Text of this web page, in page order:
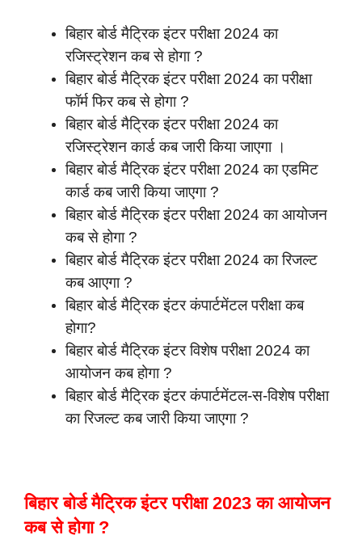
बिहार बोर्ड मैट्रिक इंटर परीक्षा 2024 का
रजिस्ट्रेशन कब से होगा ?
बिहार बोर्ड मैट्रिक इंटर परीक्षा 2024 का परीक्षा
फॉर्म फिर कब से होगा ?
बिहार बोर्ड मैट्रिक इंटर परीक्षा 2024 का
रजिस्ट्रेशन कार्ड कब जारी किया जाएगा ।
बिहार बोर्ड मैट्रिक इंटर परीक्षा 2024 का एडमिट
कार्ड कब जारी किया जाएगा ?
बिहार बोर्ड मैट्रिक इंटर परीक्षा 2024 का आयोजन
कब से होगा ?
बिहार बोर्ड मैट्रिक इंटर परीक्षा 2024 का रिजल्ट
कब आएगा ?
बिहार बोर्ड मैट्रिक इंटर कंपार्टमेंटल परीक्षा कब
होगा?
बिहार बोर्ड मैट्रिक इंटर विशेष परीक्षा 2024 का
आयोजन कब होगा ?
बिहार बोर्ड मैट्रिक इंटर कंपार्टमेंटल-स-विशेष परीक्षा
का रिजल्ट कब जारी किया जाएगा ?
बिहार बोर्ड मैट्रिक इंटर परीक्षा 2023 का आयोजन
कब से होगा ?